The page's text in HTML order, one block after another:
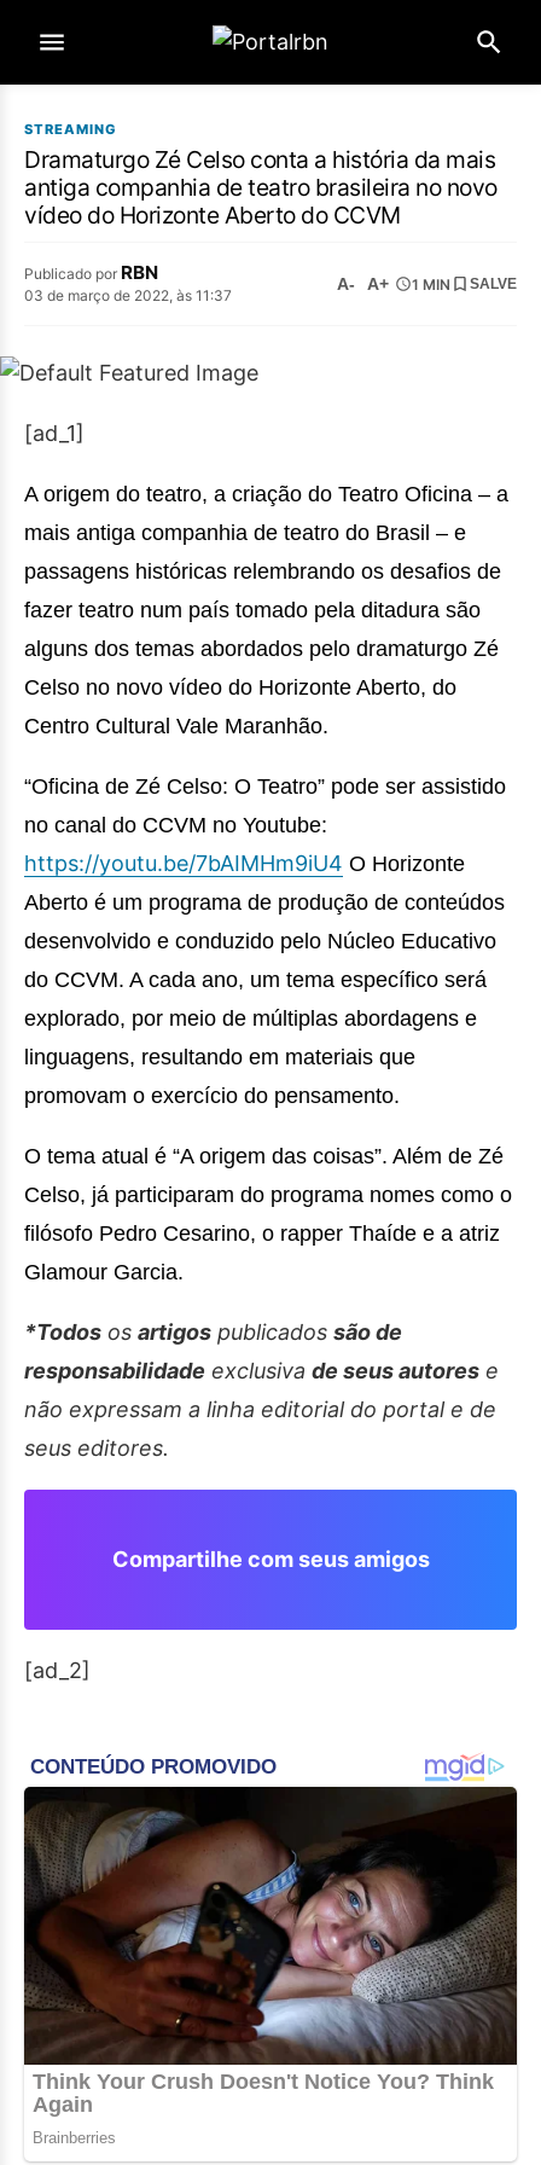
STREAMING
Dramaturgo Zé Celso conta a história da mais
antiga companhia de teatro brasileira no novo
vídeo do Horizonte Aberto do CCVM
Publicado por RBN
03 de março de 2022, às 11:37
A- A+ 1 MIN SALVE
[ad_1]
A origem do teatro, a criação do Teatro Oficina – a
mais antiga companhia de teatro do Brasil – e
passagens históricas relembrando os desafios de
fazer teatro num país tomado pela ditadura são
alguns dos temas abordados pelo dramaturgo Zé
Celso no novo vídeo do Horizonte Aberto, do
Centro Cultural Vale Maranhão.
“Oficina de Zé Celso: O Teatro” pode ser assistido
no canal do CCVM no Youtube:
https://youtu.be/7bAIMHm9iU4 O Horizonte
Aberto é um programa de produção de conteúdos
desenvolvido e conduzido pelo Núcleo Educativo
do CCVM. A cada ano, um tema específico será
explorado, por meio de múltiplas abordagens e
linguagens, resultando em materiais que
promovam o exercício do pensamento.
O tema atual é “A origem das coisas”. Além de Zé
Celso, já participaram do programa nomes como o
filósofo Pedro Cesarino, o rapper Thaíde e a atriz
Glamour Garcia.
*Todos os artigos publicados são de
responsabilidade exclusiva de seus autores e
não expressam a linha editorial do portal e de
seus editores.
Compartilhe com seus amigos
[ad_2]